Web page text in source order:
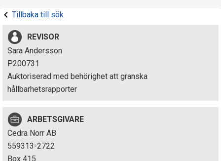
r
s
i
n
s
p
e
k
Tillbaka till sök
REVISOR
Sara Andersson
P200731
Auktoriserad med behörighet att granska
hållbarhetsrapporter
ARBETSGIVARE
Cedra Norr AB
559313-2722
Box 415